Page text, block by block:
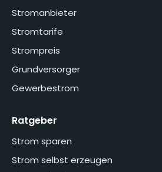
Stromanbieter
Stromtarife
Strompreis
Grundversorger
Gewerbestrom
Ratgeber
Strom sparen
Strom selbst erzeugen